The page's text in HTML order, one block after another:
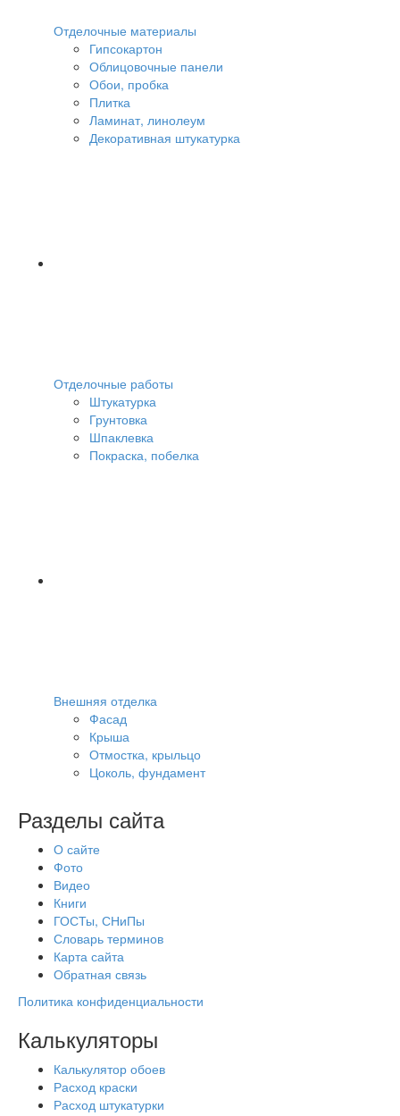
Отделочные материалы
Гипсокартон
Облицовочные панели
Обои, пробка
Плитка
Ламинат, линолеум
Декоративная штукатурка
Отделочные работы
Штукатурка
Грунтовка
Шпаклевка
Покраска, побелка
Внешняя отделка
Фасад
Крыша
Отмостка, крыльцо
Цоколь, фундамент
Разделы сайта
О сайте
Фото
Видео
Книги
ГОСТы, СНиПы
Словарь терминов
Карта сайта
Обратная связь
Политика конфиденциальности
Калькуляторы
Калькулятор обоев
Расход краски
Расход штукатурки